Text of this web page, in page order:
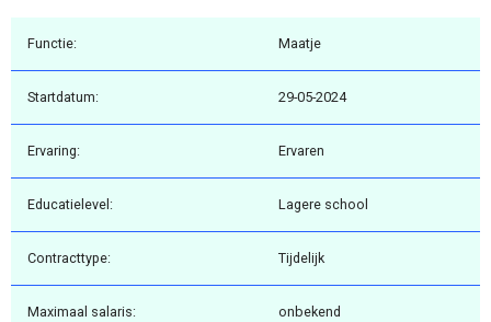
Functie: Maatje
Startdatum: 29-05-2024
Ervaring: Ervaren
Educatielevel: Lagere school
Contracttype: Tijdelijk
Maximaal salaris: onbekend